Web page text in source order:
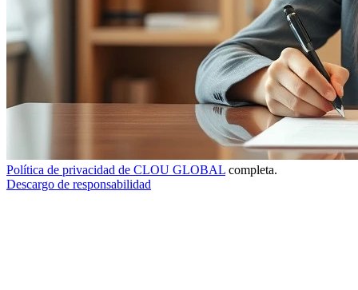
Política de privacidad de CLOU GLOBAL completa.
Descargo de responsabilidad